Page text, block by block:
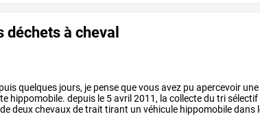
déchets à cheval
quelques jours, je pensequevousavez pu apercevoir une
hippomobile. depuis le 5avril 2011, la collectedu trisélectif
dedeuxchevauxdetrait tirant un véhicule hippomobiledans